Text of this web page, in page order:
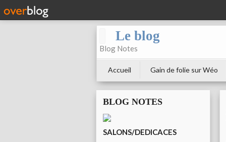
Le blog
Blog Notes
Accueil Gain de folie sur Wéo
BLOG NOTES
SALONS/DEDICACES